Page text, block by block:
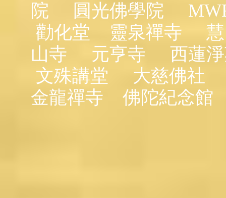
院
圓光佛學院
勸化堂
靈泉禪寺
山寺
元亨寺
西蓮
文殊講堂
大慈佛社
金龍禪寺
佛陀紀念館